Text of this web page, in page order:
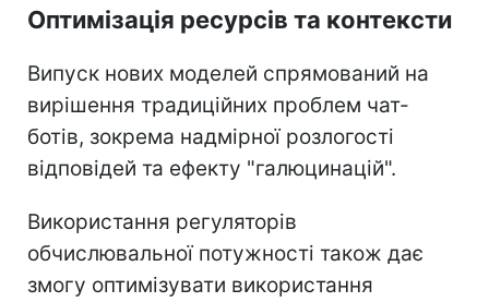
Оптимізація ресурсів та контексти
Випуск нових моделей спрямований на
вирішення традиційних проблем чат-
ботів, зокрема надмірної розлогості
відповідей та ефекту "галюцинацій".
Використання регуляторів
обчислювальної потужності також дає
змогу оптимізувати використання